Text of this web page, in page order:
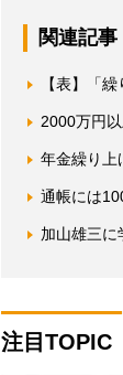
関連記事
【表】「
2000万円
年金繰り
通帳には
加山雄三
注目TOPIC